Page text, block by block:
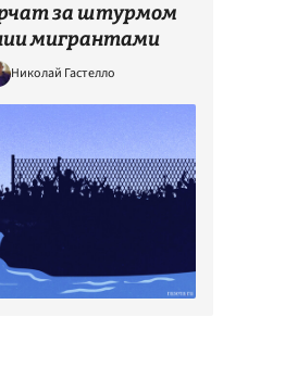
за штурмом
мигрантами
Николай Гастелло